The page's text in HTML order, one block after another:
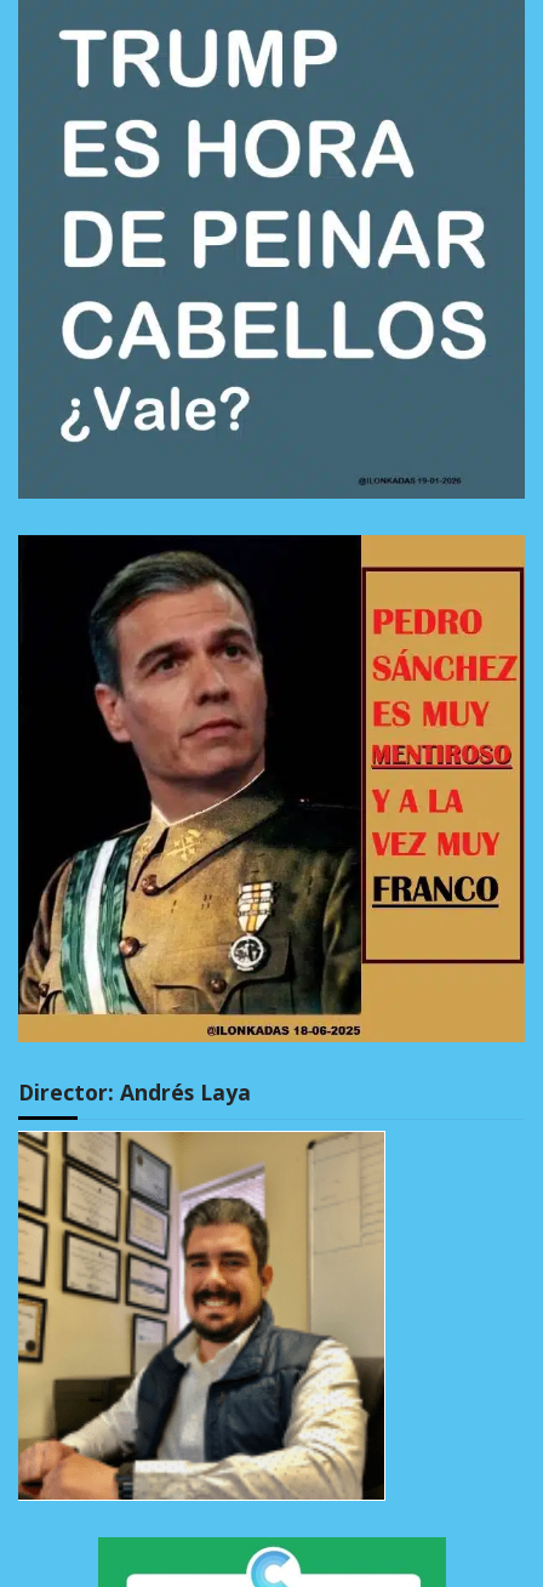
Director: Andrés Laya